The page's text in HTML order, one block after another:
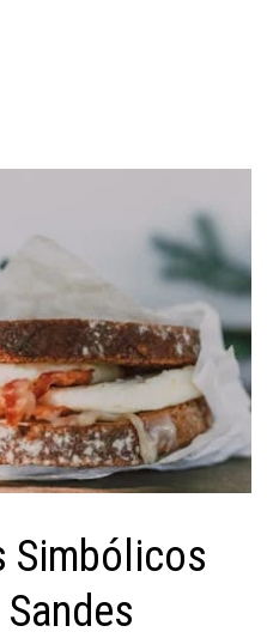
Simbólicos